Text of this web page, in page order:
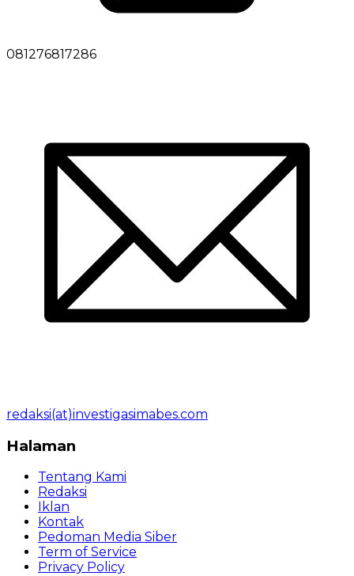
081276817286
redaksi(at)investigasimabes.com
Halaman
Tentang Kami
Redaksi
Iklan
Kontak
Pedoman Media Siber
Term of Service
Privacy Policy